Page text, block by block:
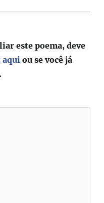
este poema, deve
aqui ou se você já
.